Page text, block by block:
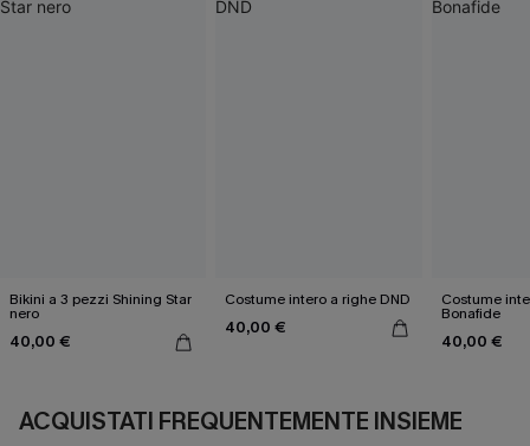
Bikini a 3 pezzi Shining Star
nero
40,00 €
Costume intero a righe DND
40,00 €
Costume
Bonafide
40,00 €
ACQUISTATI FREQUENTEMENTE INSIEME